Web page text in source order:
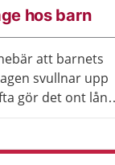
hos barn
att barnets
svullnar upp
gör det ont
Symtomen